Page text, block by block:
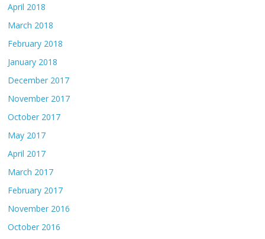
April 2018
March 2018
February 2018
January 2018
December 2017
November 2017
October 2017
May 2017
April 2017
March 2017
February 2017
November 2016
October 2016